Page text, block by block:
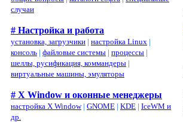
случаи
# Настройка и работа
установка, загрузчики | настройка Linux |
консоль | файловые системы | процессы |
шеллы, русификация, коммандеры |
виртуальные машины, эмуляторы
# X Window и оконные менеджеры
настройка X Window| GNOME | KDE | IceWM и
др.